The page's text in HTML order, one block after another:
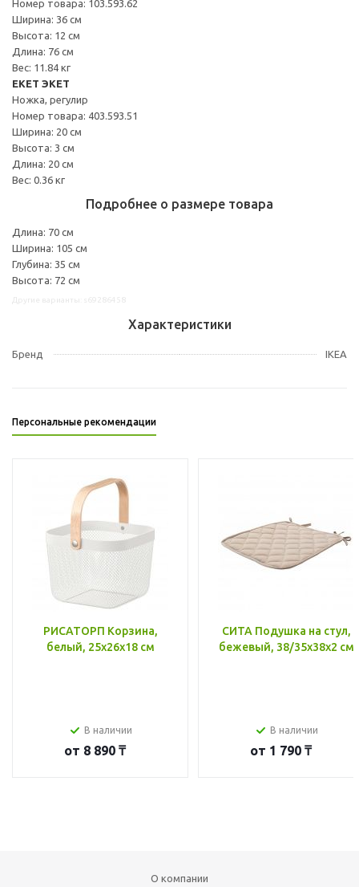
Номер товара: 103.593.62
Ширина: 36 см
Высота: 12 см
Длина: 76 см
Вес: 11.84 кг
EKET ЭКЕТ
Ножка, регулир
Номер товара: 403.593.51
Ширина: 20 см
Высота: 3 см
Длина: 20 см
Вес: 0.36 кг
Подробнее о размере товара
Длина: 70 см
Ширина: 105 см
Глубина: 35 см
Высота: 72 см
Характеристики
Бренд IKEA
Персональные рекомендации
РИСАТОРП Корзина,
белый, 25x26x18 см
В наличии
от 8 890 ₸
СИТА Подушка на стул,
бежевый, 38/35x38x2 см
В наличии
от 1 790 ₸
О компании